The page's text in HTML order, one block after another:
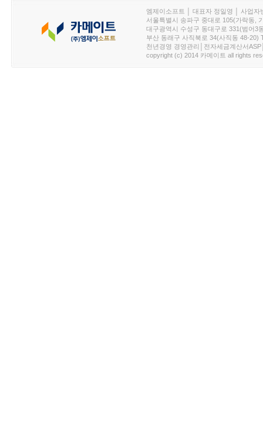
엠제이소프트 │ 대표자 정일영 │ 사업
서울특별시 송파구 중대로 105(가락동,
대구광역시 수성구 동대구로 331(범어3
부산 동래구 사직북로 34(사직동 48-20)
천년경영 경영관리│전자세금계산서
copyright (c) 2014 카메이트 all rights